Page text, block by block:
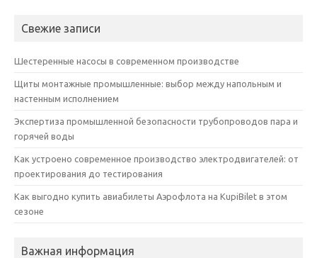
Свежие записи
Шестеренные насосы в современном производстве
Щиты монтажные промышленные: выбор между напольным и
настенным исполнением
Экспертиза промышленной безопасности трубопроводов пара и
горячей воды
Как устроено современное производство электродвигателей: от
проектирования до тестирования
Как выгодно купить авиабилеты Аэрофлота на KupiBilet в этом
сезоне
Важная информация